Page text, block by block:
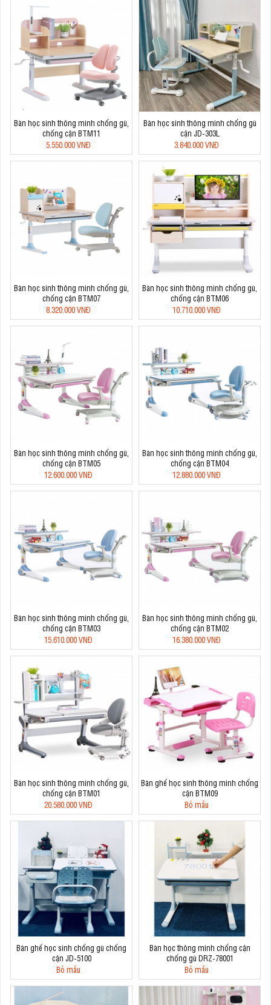
Bàn học sinh thông minh chống gù,
chống cận BTM11
5.550.000 VNĐ
Bàn học sinh thông minh chống gù
cận JD-303L
3.840.000 VNĐ
Bàn học sinh thông minh chống gù,
chống cận BTM07
8.320.000 VNĐ
Bàn học sinh thông minh chống gù,
chống cận BTM06
10.710.000 VNĐ
Bàn học sinh thông minh chống gù,
chống cận BTM05
12.600.000 VNĐ
Bàn học sinh thông minh chống gù,
chống cận BTM04
12.880.000 VNĐ
Bàn học sinh thông minh chống gù,
chống cận BTM03
15.610.000 VNĐ
Bàn học sinh thông minh chống gù,
chống cận BTM02
16.380.000 VNĐ
Bàn học sinh thông minh chống gù,
chống cận BTM01
20.580.000 VNĐ
Bàn ghế học sinh thông minh chống
cận BTM09
Bỏ mẫu
Bàn ghế học sinh chống gù chống
cận JD-5100
Bỏ mẫu
Bàn học thông minh chống cận
chống gù DRZ-78001
Bỏ mẫu